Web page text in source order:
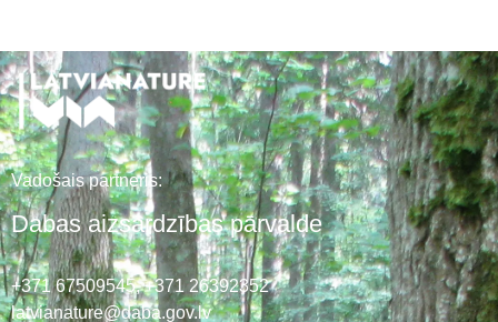
Vadošais partneris:
Dabas aizsardzības pārvalde
+371 67509545,+371 26392352
latvianature@daba.gov.lv